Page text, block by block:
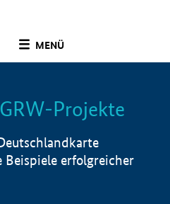
MENÜ
Info
Projekte
erfolgreicher